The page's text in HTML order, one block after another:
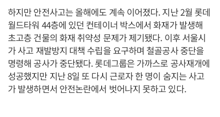
하지만 안전사고는 올해에도 계속 이어졌다. 지난 2월 롯데
월드타워 44층에 있던 컨테이너 박스에서 화재가 발생해
초고층 건물의 화재 취약성 문제가 제기됐다. 이후 서울시
가 사고 재발방지 대책 수립을 요구하며 철골공사 중단을
명령해 공사가 중단됐다. 롯데그룹은 가까스로 공사재개에
성공했지만 지난 8일 또 다시 근로자 한 명이 숨지는 사고
가 발생하면서 안전논란에서 벗어나지 못하고 있다.